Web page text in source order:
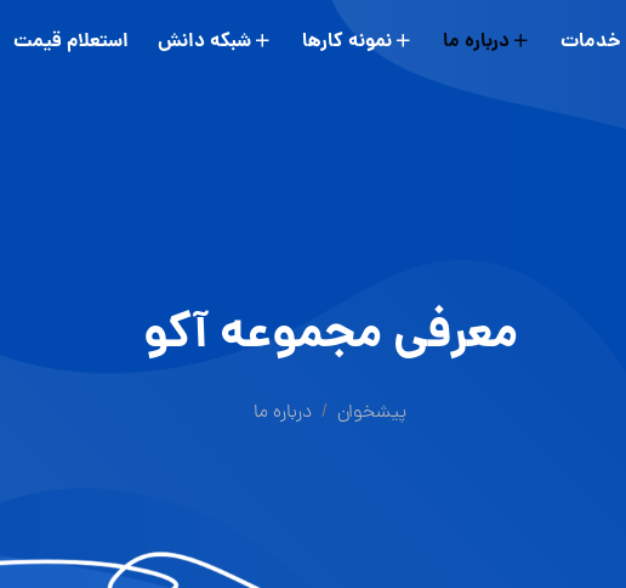
خدمات درباره ما نمونه کارها شبکه دانش استعلام قیمت
معرفی مجموعه آکو
پیشخوان درباره ما